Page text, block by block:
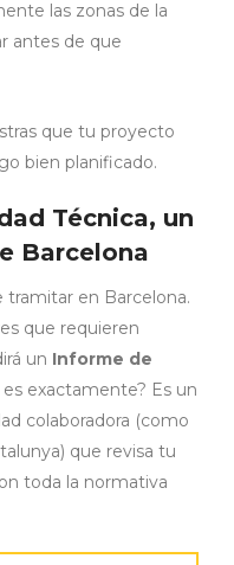
las zonas de la
antes de que
que tu proyecto
bien planificado.
Técnica, un
Barcelona
tramitar en Barcelona.
que requieren
un Informe de
es exactamente? Es un
colaboradora (como
que revisa tu
toda la normativa